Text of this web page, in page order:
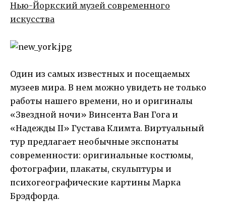
Нью-Йоркский музей современного
искусства
Один из самых известных и посещаемых
музеев мира. В нем можно увидеть не только
работы нашего времени, но и оригиналы
«Звездной ночи» Винсента Ван Гога и
«Надежды II» Густава Климта. Виртуальный
тур предлагает необычные экспонаты
современности: оригинальные костюмы,
фотографии, плакаты, скульптуры и
психогеографические картины Марка
Брэдфорда.